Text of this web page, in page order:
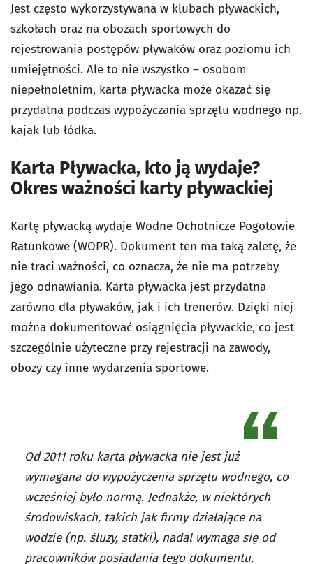
Jest często wykorzystywana w klubach pływackich,
szkołach oraz na obozach sportowych do
rejestrowania postępów pływaków oraz poziomu ich
umiejętności. Ale to nie wszystko – osobom
niepełnoletnim, karta pływacka może okazać się
przydatna podczas wypożyczania sprzętu wodnego np.
kajak lub łódka.
Karta Pływacka, kto ją wydaje?
Okres ważności karty pływackiej
Kartę pływacką wydaje Wodne Ochotnicze Pogotowie
Ratunkowe (WOPR). Dokument ten ma taką zaletę, że
nie traci ważności, co oznacza, że nie ma potrzeby
jego odnawiania. Karta pływacka jest przydatna
zarówno dla pływaków, jak i ich trenerów. Dzięki niej
można dokumentować osiągnięcia pływackie, co jest
szczególnie użyteczne przy rejestracji na zawody,
obozy czy inne wydarzenia sportowe.
Od 2011 roku karta pływacka nie jest już
wymagana do wypożyczenia sprzętu wodnego, co
wcześniej było normą. Jednakże, w niektórych
środowiskach, takich jak firmy działające na
wodzie (np. śluzy, statki), nadal wymaga się od
pracowników posiadania tego dokumentu.